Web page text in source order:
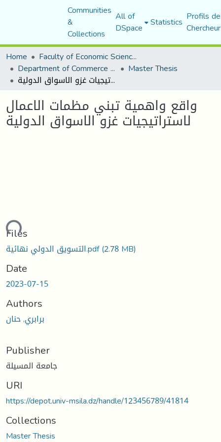
Communities
&
Collections
All of
DSpace Statistics Profils
Home
Faculty of Economic Sciences, Commerce and Management Sciences
Department of Commerce Science Master Thesis
واقع واهمية تبني مظمات الاعمال لاستراتيجيات غزو الاسواق الدولية
واقع واهمية تبني مظمات الاعمال
لاستراتيجيات غزو الاسواق الدولية
Files
التسويق الدولي نهائية.pdf(2.78 MB)
Date
2023-07-15
Authors
برابري, حنان
Publisher
جامعة المسيلة
URI
https://depot.univ-msila.dz/handle/123456789/41814
Collections
Master Thesis